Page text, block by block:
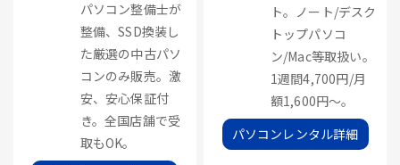
パソコン整備士が
整備、SSD換装し
た厳選の中古パソ
コンのみ販売。激
安、安心保証付
き。全国店舗で受
取もOK。
ト。ノート/デスク
トップパソコ
ン/Mac等取扱い。
1週間4,700円/月
額1,600円～。
パソコンレンタル詳細